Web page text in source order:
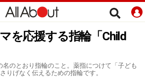
を応援する指輪「Child
名のとおり指輪のこと。薬指につけて「子ども
りげなく伝えるための指輪です。